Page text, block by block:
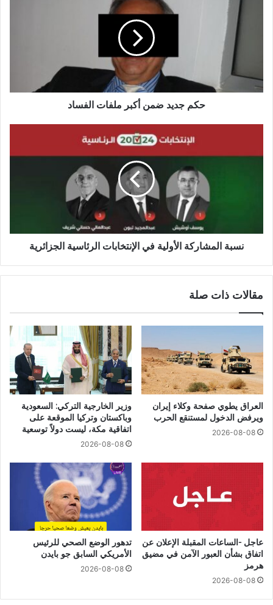
حكم جديد ضمن أكبر ملفات الفساد
نسبة المشاركة الأولية في الإنتخابات الرئاسية الجزائرية
مقالات ذات صلة
العراق يطوي صفحة وكلاء إيران
ويرفض الدخول لمستنقع الحرب
2026-08-08
وزير الخارجية التركي: السعودية
وباكستان وتركيا الموقعة على
اتفاقية مكة، ليست دولاً توسعية
2026-08-08
عاجل -الساعات المقبلة الإعلان عن
اتفاق بشأن العبور الآمن في مضيق
هرمز
2026-08-08
تدهور الوضع الصحي للرئيس
الأمريكي السابق جو بايدن
2026-08-08